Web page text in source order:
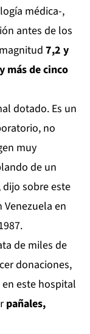
médica-,
antes de los
7,2 y
más de cinco
dotado. Es un
no
muy
de un
sobre este
en
de miles de
donaciones,
este hospital
pañales,